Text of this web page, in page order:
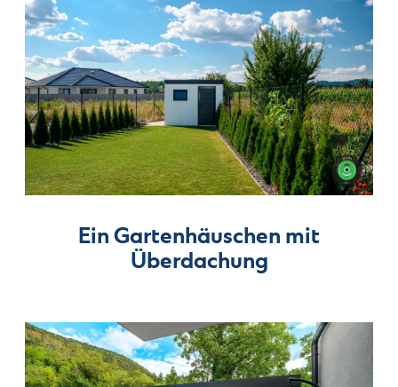
Ein Gartenhäuschen mit
Überdachung